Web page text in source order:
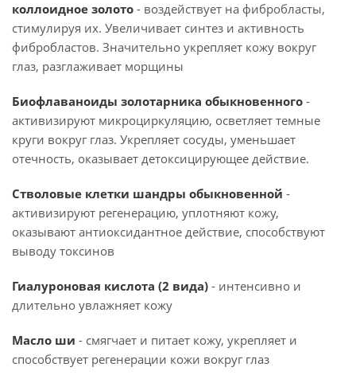
коллоидное золото - воздействует на фибробласты,
стимулируя их. Увеличивает синтез и активность
фибробластов. Значительно укрепляет кожу вокруг
глаз, разглаживает морщины
Биофлаваноиды золотарника обыкновенного -
активизируют микроциркуляцию, осветляет темные
круги вокруг глаз. Укрепляет сосуды, уменьшает
отечность, оказывает детоксицирующее действие.
Стволовые клетки шандры обыкновенной -
активизируют регенерацию, уплотняют кожу,
оказывают антиоксидантное действие, способствуют
выводу токсинов
Гиалуроновая кислота (2 вида) - интенсивно и
длительно увлажняет кожу
Масло ши - смягчает и питает кожу, укрепляет и
способствует регенерации кожи вокруг глаз